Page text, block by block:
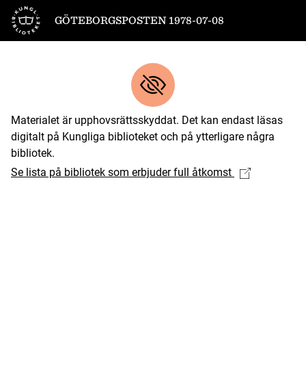
Till startsidan
GÖTEBORGSPOSTEN 1978-07-08
Materialet är upphovsrättsskyddat. Det kan endast läsas
digitalt på Kungliga biblioteket och på ytterligare några
bibliotek.
Se lista på bibliotek som erbjuder full åtkomst